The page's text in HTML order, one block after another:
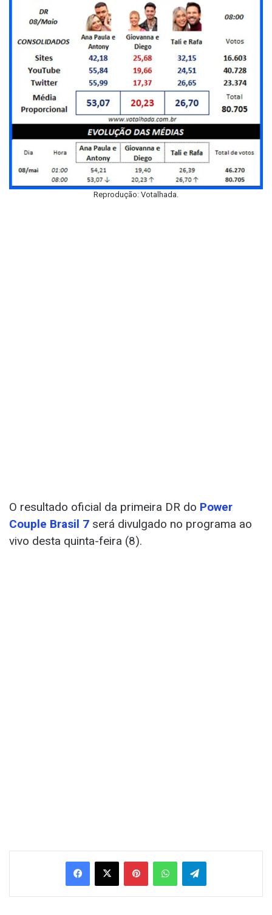
Reprodução: Votalhada.
O resultado oficial da primeira DR do Power
Couple Brasil 7 será divulgado no programa ao
vivo desta quinta-feira (8).
Facebook
X PinterestWhatsAppTelegram